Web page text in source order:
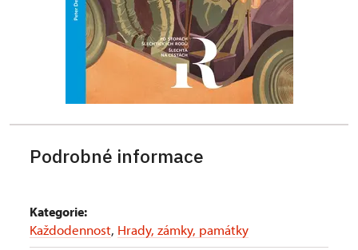
Podrobné informace
Kategorie:
Každodennost, Hrady, zámky, památky